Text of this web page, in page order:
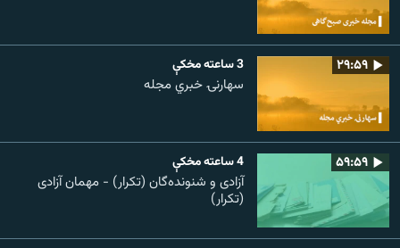
۲۹:۵۹ 3 ساعته مخکې
سهارنۍ خبري مجله
۵۹:۵۹ 4 ساعته مخکې
آزادی و شنونده‌گان (تکرار) - مهمان آزادی
(تکرار)